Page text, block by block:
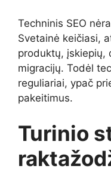
Techninis SEO
Svetainė keičiasi,
produktų, įskiepių,
migracijų. Todėl
reguliariai, ypač
pakeitimus.
Turinio